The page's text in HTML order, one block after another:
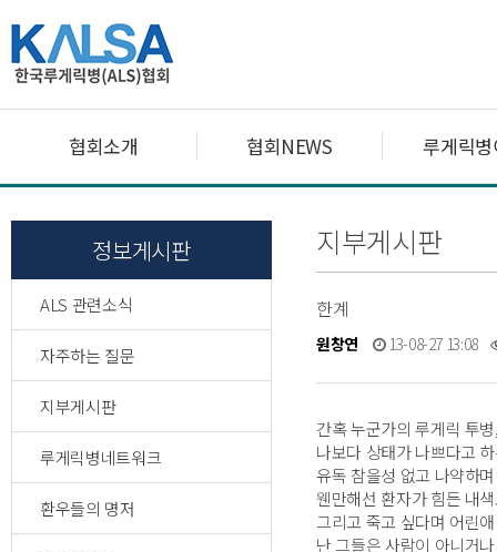
협회소개 협회NEWS 루게릭
정보게시판
ALS 관련소식
자주하는 질문
지부게시판
루게릭병네트워크
환우들의 명저
지부게시판
한계
원창연 13-08-27 13:08
간혹 누군가의 루게릭 투
나보다 상태가 나쁘다고
유독 참을성 없고 나약하
웬만해선 환자가 힘든 내
그리고 죽고 싶다며 어린
난 그들은 사람이 아니거